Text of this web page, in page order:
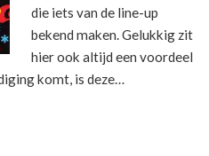
die iets van de line-up
bekend maken. Gelukkig zit
hier ook altijd een voordeel
komt, is deze…